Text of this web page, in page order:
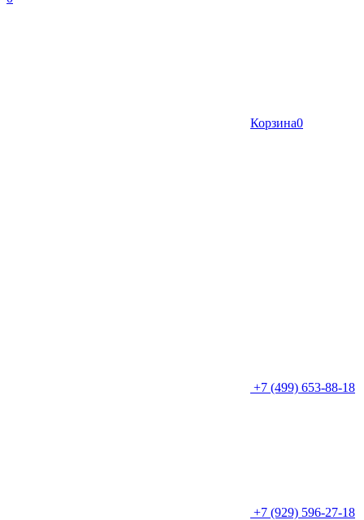
Корзина0
+7 (499) 653-88-18
+7 (929) 596-27-18